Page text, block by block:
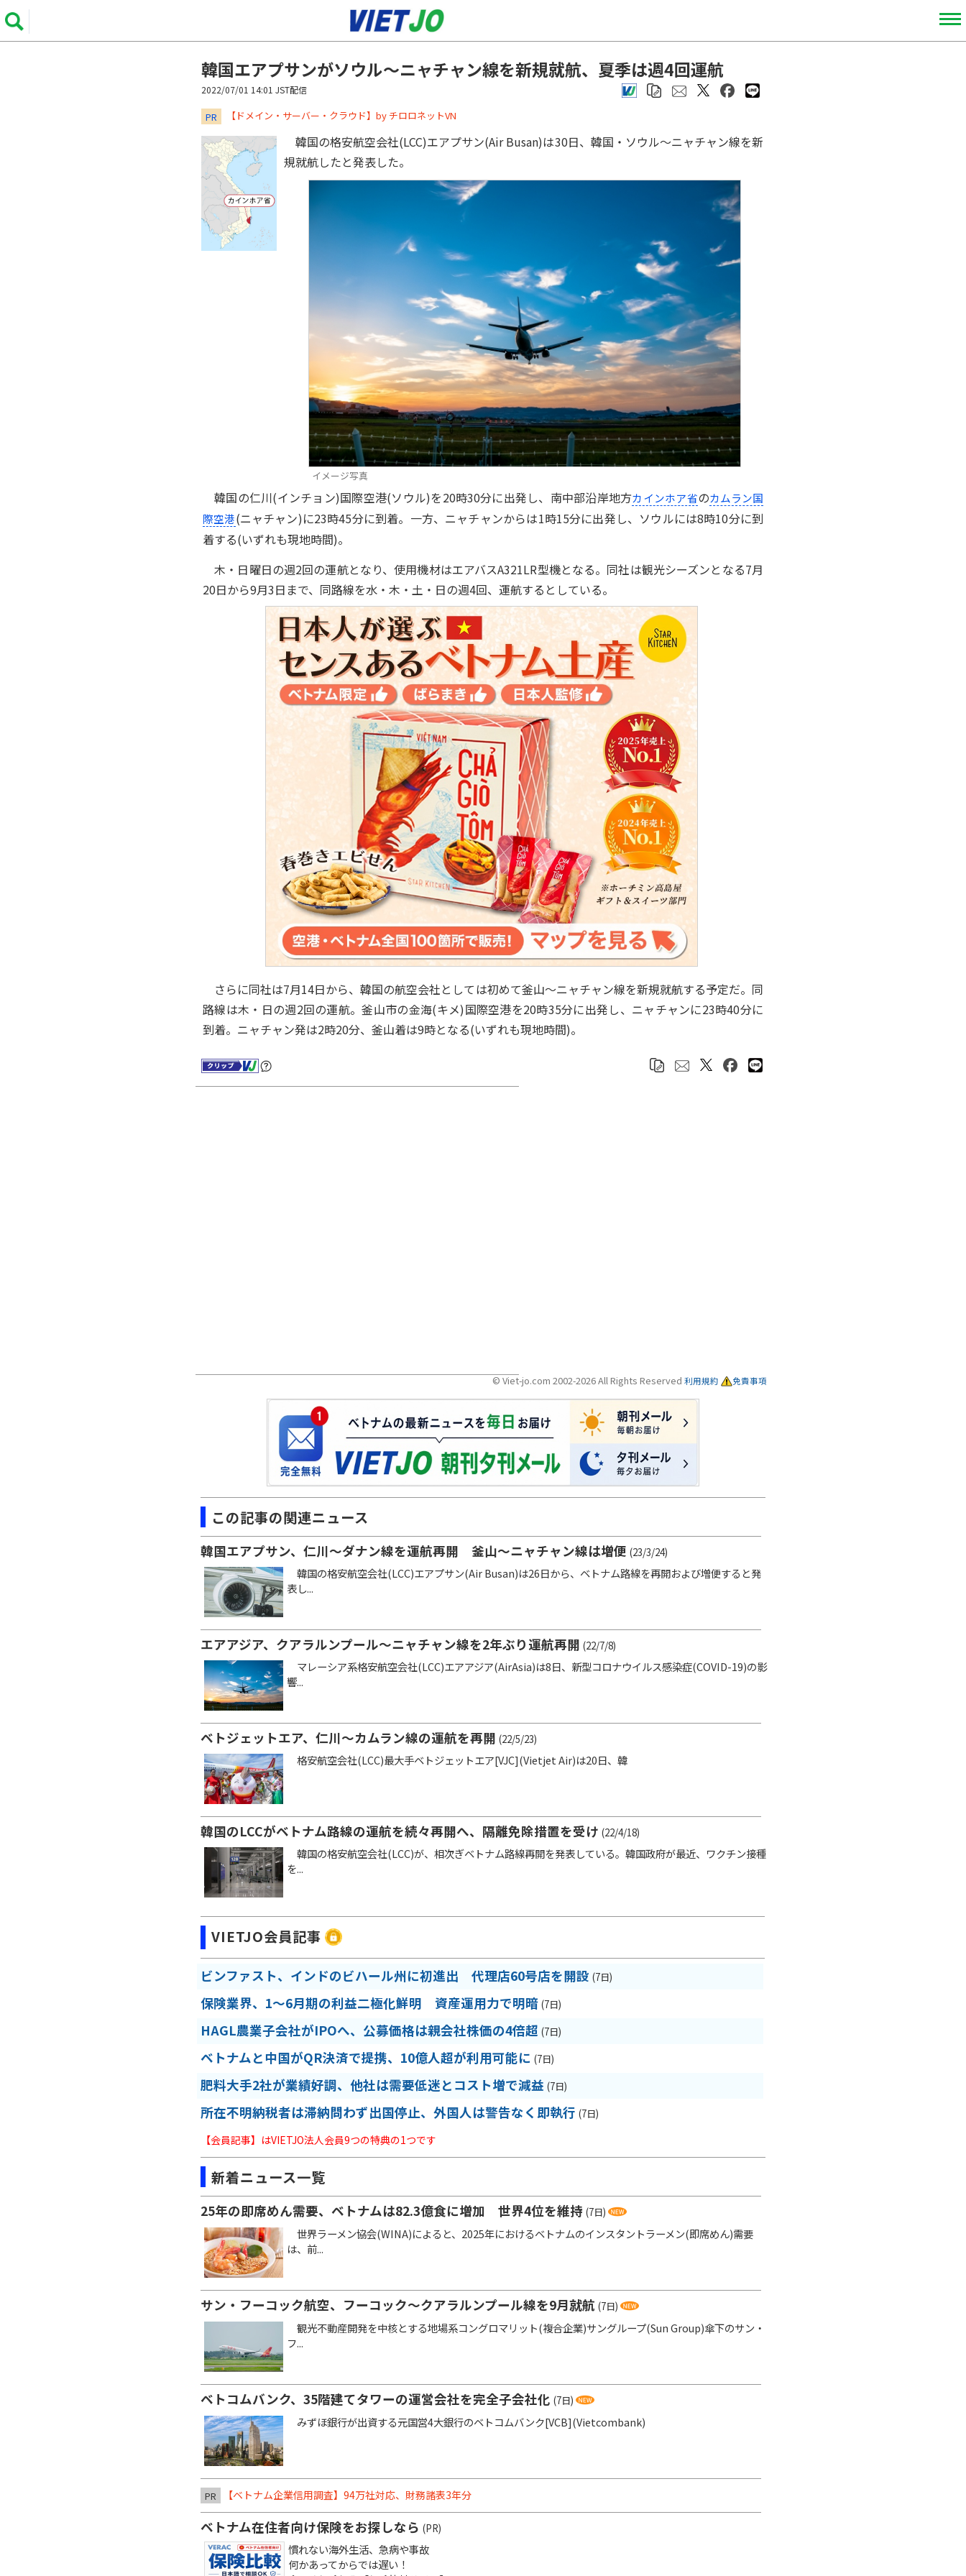
韓国エアプサンがソウル～ニャチャン線を新規就航、夏季は週4回運航
2022/07/01 14:01 JST配信
PR ​​​​​​​【ドメイン・サーバー・クラウド】by チロロネットVN
韓国の格安航空会社(LCC)エアプサン(Air Busan)は30日、韓国・ソウル～ニャチャン線を新
規就航したと発表した。
イメージ写真
韓国の仁川(インチョン)国際空港(ソウル)を20時30分に出発し、南中部沿岸地方カインホア省のカムラン国
際空港(ニャチャン)に23時45分に到着。一方、ニャチャンからは1時15分に出発し、ソウルには8時10分に到
着する(いずれも現地時間)。
木・日曜日の週2回の運航となり、使用機材はエアバスA321LR型機となる。同社は観光シーズンとなる7月
20日から9月3日まで、同路線を水・木・土・日の週4回、運航するとしている。
さらに同社は7月14日から、韓国の航空会社としては初めて釜山～ニャチャン線を新規就航する予定だ。同
路線は木・日の週2回の運航。釜山市の金海(キメ)国際空港を20時35分に出発し、ニャチャンに23時40分に
到着。ニャチャン発は2時20分、釜山着は9時となる(いずれも現地時間)。
© Viet-jo.com 2002-2026 All Rights Reserved 利用規約 免責事項
この記事の関連ニュース
韓国エアプサン、仁川～ダナン線を運航再開 釜山～ニャチャン線は増便 (23/3/24)
韓国の格安航空会社(LCC)エアプサン(Air Busan)は26日から、ベトナム路線を再開および増便すると発
表し...
エアアジア、クアラルンプール～ニャチャン線を2年ぶり運航再開 (22/7/8)
マレーシア系格安航空会社(LCC)エアアジア(AirAsia)は8日、新型コロナウイルス感染症(COVID-19)の影
響...
ベトジェットエア、仁川～カムラン線の運航を再開 (22/5/23)
格安航空会社(LCC)最大手ベトジェットエア[VJC](Vietjet Air)は20日、韓
韓国のLCCがベトナム路線の運航を続々再開へ、隔離免除措置を受け (22/4/18)
韓国の格安航空会社(LCC)が、相次ぎベトナム路線再開を発表している。韓国政府が最近、ワクチン接種
を...
VIETJO会員記事
ビンファスト、インドのビハール州に初進出 代理店60号店を開設 (7日)
保険業界、1～6月期の利益二極化鮮明 資産運用力で明暗 (7日)
HAGL農業子会社がIPOへ、公募価格は親会社株価の4倍超 (7日)
ベトナムと中国がQR決済で提携、10億人超が利用可能に (7日)
肥料大手2社が業績好調、他社は需要低迷とコスト増で減益 (7日)
所在不明納税者は滞納問わず出国停止、外国人は警告なく即執行 (7日)
【会員記事】はVIETJO法人会員9つの特典の1つです
新着ニュース一覧
25年の即席めん需要、ベトナムは82.3億食に増加 世界4位を維持 (7日)
世界ラーメン協会(WINA)によると、2025年におけるベトナムのインスタントラーメン(即席めん)需要
は、前...
サン・フーコック航空、フーコック～クアラルンプール線を9月就航 (7日)
観光不動産開発を中核とする地場系コングロマリット(複合企業)サングループ(Sun Group)傘下のサン・
フ...
ベトコムバンク、35階建てタワーの運営会社を完全子会社化 (7日)
みずほ銀行が出資する元国営4大銀行のベトコムバンク[VCB](Vietcombank)
PR 【ベトナム企業信用調査】94万社対応、財務諸表3年分
ベトナム在住者向け保険をお探しなら (PR)
慣れない海外生活、急病や事故
何かあってからでは遅い！